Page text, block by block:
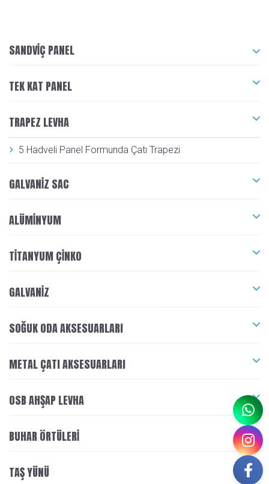
SANDVIÇ PANEL
TEK KAT PANEL
TRAPEZ LEVHA
5 Hadveli Panel Formunda Çatı Trapezi
GALVANIZ SAC
ALÜMINYUM
TITANYUM ÇINKO
GALVANIZ
SOĞUK ODA AKSESUARLARI
METAL ÇATI AKSESUARLARI
OSB AHŞAP LEVHA
BUHAR ÖRTÜLERI
TAŞ YÜNÜ